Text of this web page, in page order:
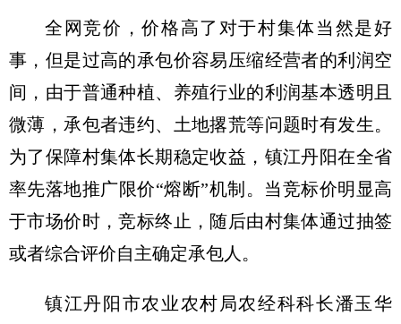
全网竞价，价格高了对于村集体当然是好
事，但是过高的承包价容易压缩经营者的利润空
间，由于普通种植、养殖行业的利润基本透明且
微薄，承包者违约、土地撂荒等问题时有发生。
为了保障村集体长期稳定收益，镇江丹阳在全省
率先落地推广限价“熔断”机制。当竞标价明显高
于市场价时，竞标终止，随后由村集体通过抽签
或者综合评价自主确定承包人。
镇江丹阳市农业农村局农经科科长潘玉华